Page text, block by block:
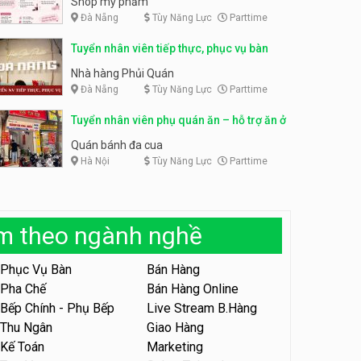
trực page, thu ngân parttime
GRAVI ESCAPE ROOM
Tuyển nhân viên bán hàng,
KIBO KIDS
Tuyển nhân viên edit ảnh,
Công ty
Tuyển nhân viên tiếp thực,
Tuyển nhân viên phục vụ ca
tối – quán kem dừa
Quán kem dừa
Tuyển nhân viên phụ bếp –
Bún Đậu Mắm Tôm – Bếp
Bún Đậu Mắm Tôm - Bếp Tiên
Đà Nẵng Tùy Năng Lực Parttime
Tuyển nhân viên tiếp thực, phục vụ bàn
Nhà hàng Phủi Quán
Đà Nẵng Tùy Năng Lực Parttime
Tuyển nhân viên phụ quán ăn – hỗ trợ ăn ở
Quán bánh đa cua
Hà Nội Tùy Năng Lực Parttime
theo ngành nghề
Phục Vụ Bàn
Bán Hàng
Pha Chế
Bán Hàng Online
Bếp Chính - Phụ Bếp
Live Stream B.Hàng
Thu Ngân
Giao Hàng
Kế Toán
Marketing